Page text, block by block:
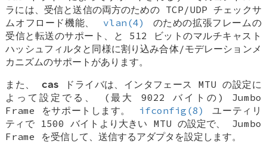
ラには、受信と送信の両方のための TCP/UDP チェックサ
ムオフロード機能、
vlan(4)
のための拡張フレームの
受信と転送のサポート、と 512 ビットのマルチキャスト
ハッシュフィルタと同様に割り込み合体/モデレーションメ
カニズムのサポートがあります。
また、 cas ドライバは、インタフェース MTU の設定に
よって設定でる、 (最大 9022 バイトの) Jumbo
Frame をサポートします。
ifconfig(8)
ユーティリ
ティで 1500 バイトより大きい MTU の設定で、 Jumbo
Frame を受信して、送信するアダプタを設定します。